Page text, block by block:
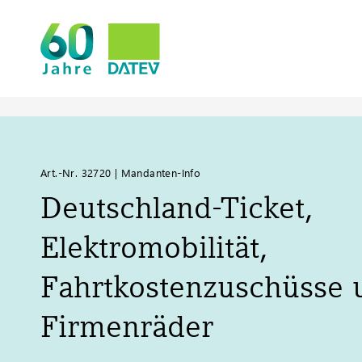
Art.-Nr. 32720 | Mandanten-Info
Deutschland-Ticket,
Elektromobilität,
Fahrtkostenzuschüsse
Firmenräder